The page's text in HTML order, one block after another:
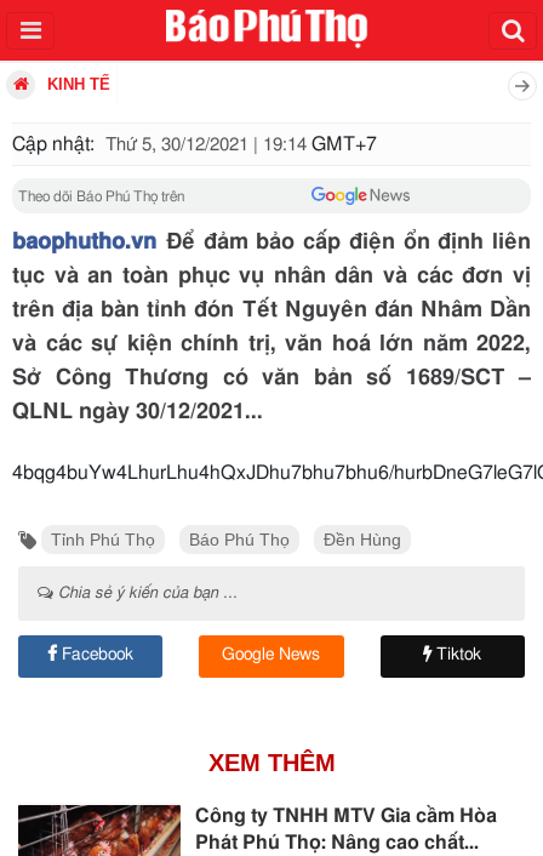
KINH TẾ
Cập nhật: Thứ 5, 30/12/2021 | 19:14 GMT+7
Theo dõi Báo Phú Thọ trên
baophutho.vn Để đảm bảo cấp điện ổn định liên
tục và an toàn phục vụ nhân dân và các đơn vị
trên địa bàn tỉnh đón Tết Nguyên đán Nhâm Dần
và các sự kiện chính trị, văn hoá lớn năm 2022,
Sở Công Thương có văn bản số 1689/SCT –
QLNL ngày 30/12/2021...
4bqg4buYw4LhurLhu4hQxJDhu7bhu7bhu6/
Tỉnh Phú Thọ Báo Phú Thọ Đền Hùng
Chia sẻ ý kiến của bạn ...
Facebook Google News Tiktok
XEM THÊM
Công ty TNHH MTV Gia cầm Hòa
Phát Phú Thọ: Nâng cao chất...